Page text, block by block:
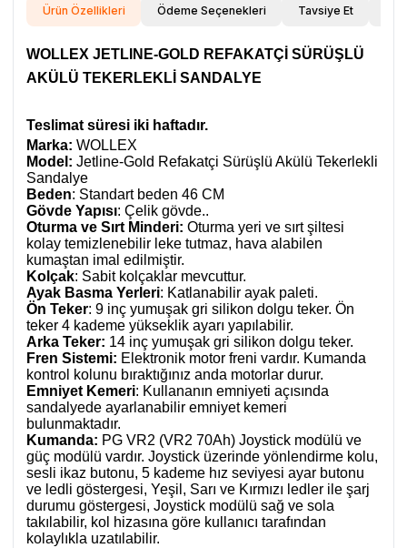
Ürün Özellikleri Ödeme Seçenekleri Tavsiye Et
WOLLEX JETLINE-GOLD REFAKATÇİ SÜRÜŞLÜ
AKÜLÜ TEKERLEKLİ SANDALYE
Teslimat süresi iki haftadır.
Marka: WOLLEX
Model: Jetline-Gold Refakatçi Sürüşlü Akülü Tekerlekli
Sandalye
Beden: Standart beden 46 CM
Gövde Yapısı: Çelik gövde..
Oturma ve Sırt Minderi: Oturma yeri ve sırt şiltesi
kolay temizlenebilir leke tutmaz, hava alabilen
kumaştan imal edilmiştir.
Kolçak: Sabit kolçaklar mevcuttur.
Ayak Basma Yerleri: Katlanabilir ayak paleti.
Ön Teker: 9 inç yumuşak gri silikon dolgu teker. Ön
teker 4 kademe yükseklik ayarı yapılabilir.
Arka Teker: 14 inç yumuşak gri silikon dolgu teker.
Fren Sistemi: Elektronik motor freni vardır. Kumanda
kontrol kolunu bıraktığınız anda motorlar durur.
Emniyet Kemeri: Kullananın emniyeti açısında
sandalyede ayarlanabilir emniyet kemeri
bulunmaktadır.
Kumanda: PG VR2 (VR2 70Ah) Joystick modülü ve
güç modülü vardır. Joystick üzerinde yönlendirme kolu,
sesli ikaz butonu, 5 kademe hız seviyesi ayar butonu
ve ledli göstergesi, Yeşil, Sarı ve Kırmızı ledler ile şarj
durumu göstergesi, Joystick modülü sağ ve sola
takılabilir, kol hizasına göre kullanıcı tarafından
kolaylıkla uzatılabilir.